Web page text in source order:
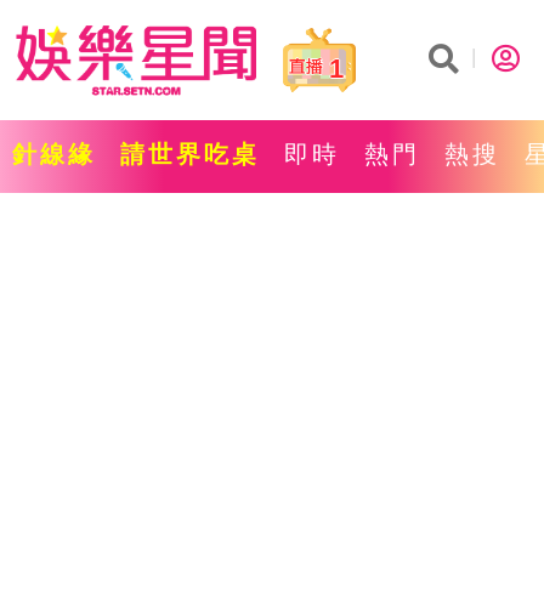
1
針線緣 請世界吃桌 即時 熱門 熱搜